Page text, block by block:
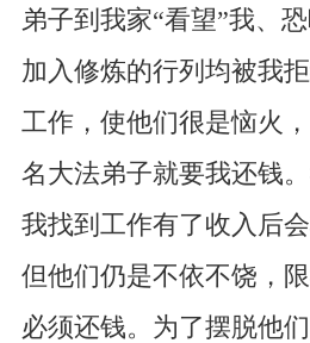
弟子到我家“看望”我、
加入修炼的行列均被我
工作，使他们很是恼火
名大法弟子就要我还钱
我找到工作有了收入后
但他们仍是不依不饶，
必须还钱。为了摆脱他